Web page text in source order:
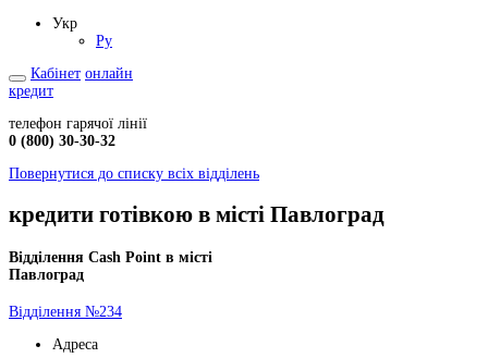
Укр
Ру
Кабінет онлайн
кредит
телефон гарячої лінії
0 (800) 30-30-32
Повернутися до списку всіх відділень
кредити готівкою в місті Павлоград
Відділення Cash Point в місті
Павлоград
Відділення №234
Адреса